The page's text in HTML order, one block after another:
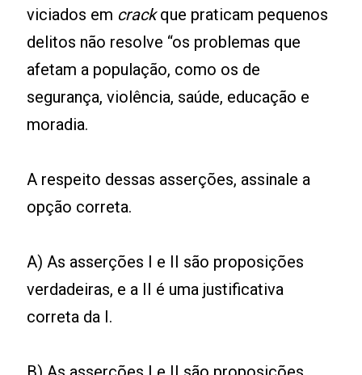
viciados em crackque praticam pequenos
delitos não resolve “os problemas que
afetam a população, como os de
segurança, violência, saúde, educação e
moradia.
A respeito dessas asserções, assinale a
opção correta.
A) As asserções I e II são proposições
verdadeiras, e a II é uma justificativa
correta da I.